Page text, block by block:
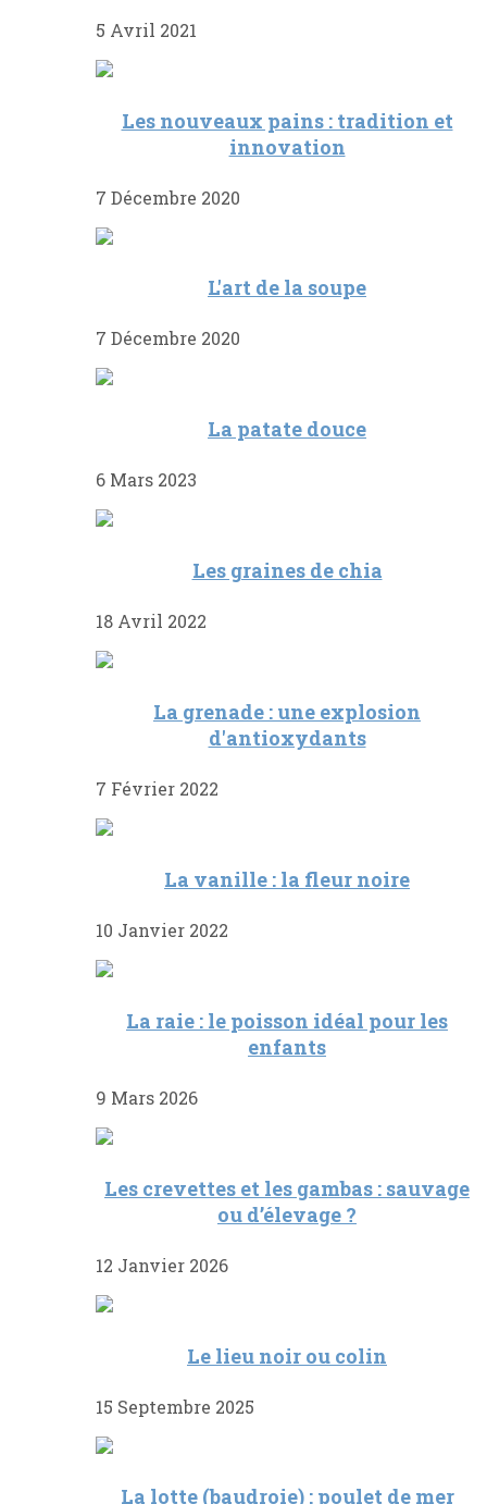
5 Avril 2021
Les nouveaux pains : tradition et
innovation
7 Décembre 2020
L'art de la soupe
7 Décembre 2020
La patate douce
6 Mars 2023
Les graines de chia
18 Avril 2022
La grenade : une explosion
d'antioxydants
7 Février 2022
La vanille : la fleur noire
10 Janvier 2022
La raie : le poisson idéal pour les
enfants
9 Mars 2026
Les crevettes et les gambas : sauvage
ou d’élevage ?
12 Janvier 2026
Le lieu noir ou colin
15 Septembre 2025
La lotte (baudroie) : poulet de mer